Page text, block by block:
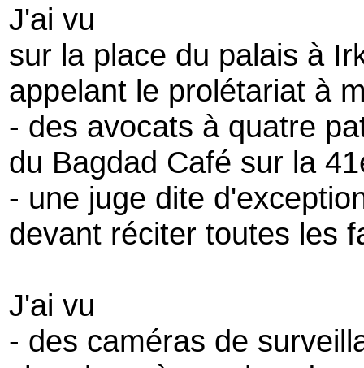
J'ai vu
sur la place du palais à
appelant le prolétariat à
- des avocats à quatre
du Bagdad Café sur la
- une juge dite
devant réciter toutes les
J'ai vu
- des caméras de